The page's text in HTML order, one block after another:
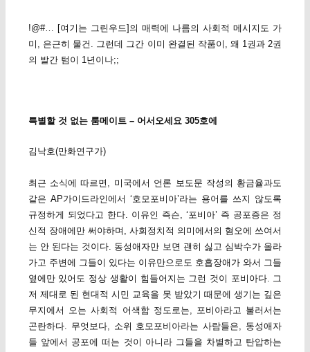
!@#… [여기는 그린우드]의 매력에 나름의 사회적 메시지도 가
미, 은근히 물건. 그런데 그간 이미 완결된 작품이, 왜 1권과 2권
의 발간 텀이 1년이나;;
특별할 것 없는 룸메이트 – 어서오세요 305호에
김낙호(만화연구가)
최근 소식에 따르면, 미국에서 언론 보도문 작성의 황금율과도
같은 AP가이드라인에서 ‘호모포비아’라는 용어를 쓰지 않도록
규정하게 되었다고 한다. 이유인 즉슨, ‘포비아’ 즉 공포증은 정
신적 장애에만 써야하며, 사회정치적 의미에서의 혐오에 쓰여서
는 안 된다는 것이다. 동성애자만 보면 괜히 싫고 심박수가 올라
가고 주변에 그들이 있다는 이유만으로도 호흡장애가 와서 그들
옆에만 있어도 정상 생활이 힘들어지는 그런 것이 포비아다. 그
저 제대로 된 현대적 시민 교육을 못 받았기 때문에 생기는 깊은
무지에서 오는 사회적 어색함 정도로는, 포비아라고 불러서는
곤란하다. 무엇보다, 소위 호모포비아라는 사람들은, 동성애자
들 앞에서 공포에 떠는 것이 아니라 그들을 차별하고 탄압하는